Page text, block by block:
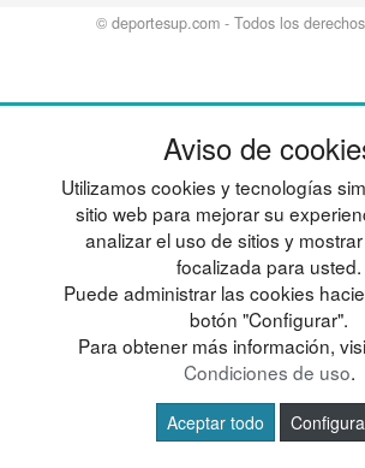
© deportesup.com - Todos los
Aviso de
Utilizamos cookies y tecnologías
sitio web para mejorar su
analizar el uso de sitios y
focalizada para usted.
Puede administrar las cookies
botón "Configurar".
Para obtener más información,
Condiciones de uso.
Aceptar todo